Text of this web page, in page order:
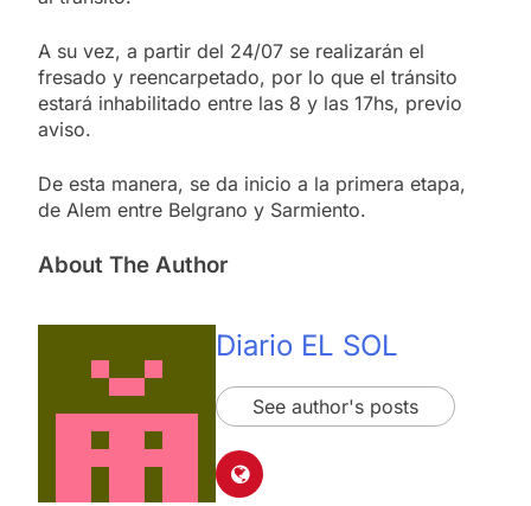
A su vez, a partir del 24/07 se realizarán el
fresado y reencarpetado, por lo que el tránsito
estará inhabilitado entre las 8 y las 17hs, previo
aviso.
De esta manera, se da inicio a la primera etapa,
de Alem entre Belgrano y Sarmiento.
About The Author
Diario EL SOL
See author's posts